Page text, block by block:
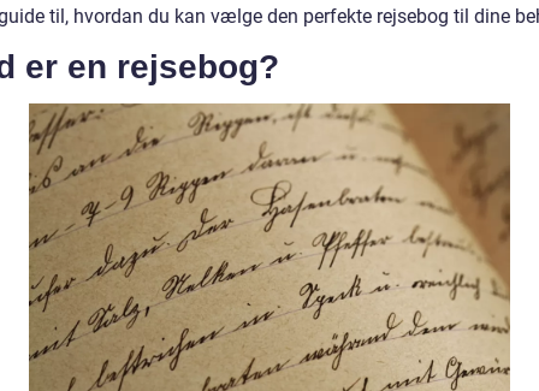
til, hvordan du kan vælge den perfekte rejsebog til dine
er en rejsebog?